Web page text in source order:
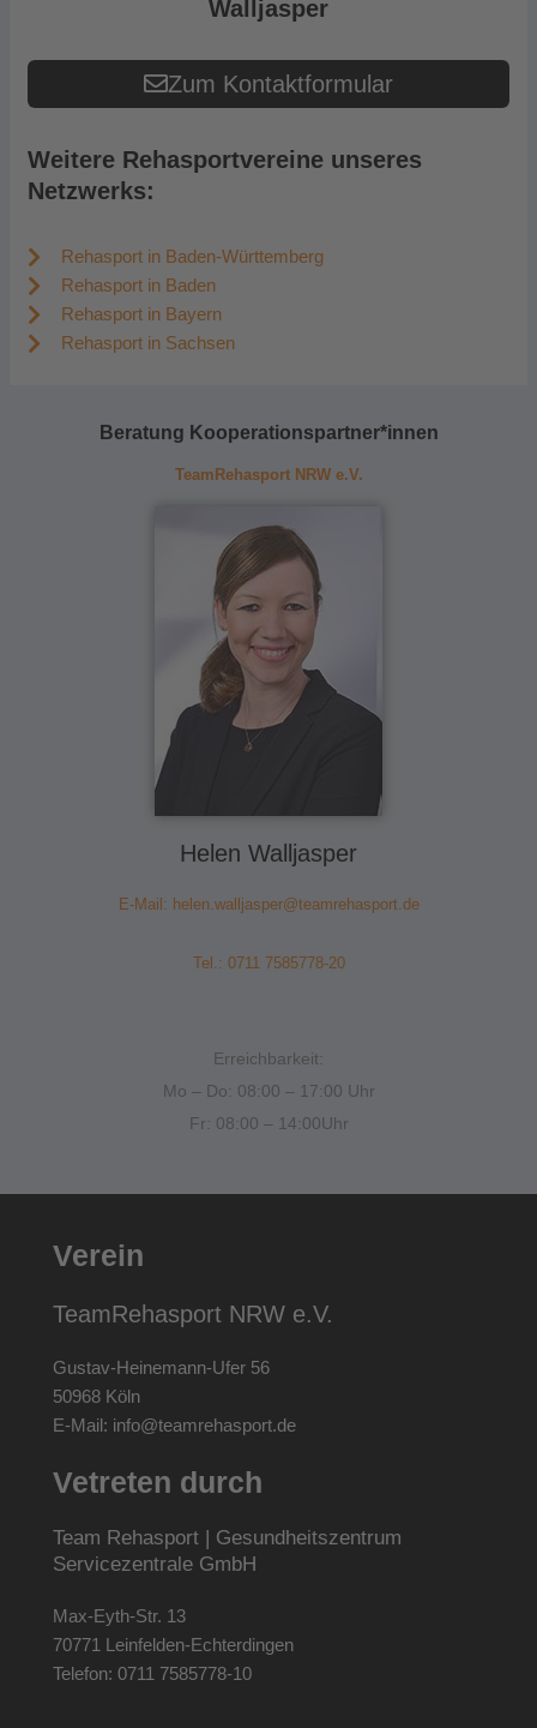
Walljasper
Zum Kontaktformular
Weitere Rehasportvereine unseres
Netzwerks:
Rehasport in Baden-Württemberg
Rehasport in Baden
Rehasport in Bayern
Rehasport in Sachsen
Beratung Kooperationspartner*innen
TeamRehasport NRW e.V.
Helen Walljasper
E-Mail: helen.walljasper@teamrehasport.de
Tel.: 0711 7585778-20
Erreichbarkeit:
Mo – Do: 08:00 – 17:00 Uhr
Fr: 08:00 – 14:00Uhr
Verein
TeamRehasport NRW e.V.
Gustav-Heinemann-Ufer 56
50968 Köln
E-Mail: info@teamrehasport.de
Vetreten durch
Team Rehasport | Gesundheitszentrum
Servicezentrale GmbH
Max-Eyth-Str. 13
70771 Leinfelden-Echterdingen
Telefon: 0711 7585778-10